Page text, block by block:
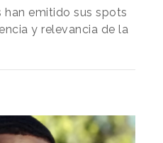
han emitido sus spots
y relevancia de la